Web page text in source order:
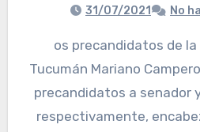
31/07/2021 No
os precandidatos de la lista Juntos por
Tucumán Mariano
precandidatos a senador
respectivamente,